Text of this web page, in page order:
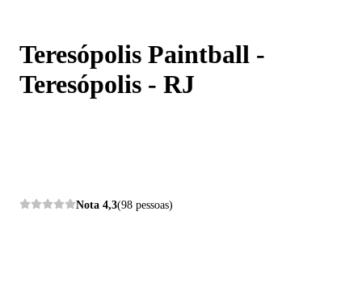
Teresópolis Paintball -
Teresópolis - RJ
Nota 4,3(98 pessoas)